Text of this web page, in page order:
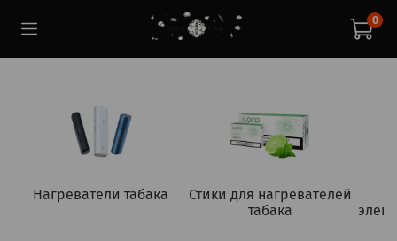
0
Нагреватели табака
Стики для нагревателей
табака